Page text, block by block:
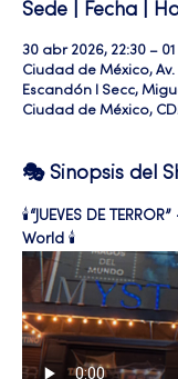
Sede | Fecha |
30 abr 2026, 22:30 – 01
Ciudad de México, Av.
Escandón I Secc,
Ciudad de México,
🎭 Sinopsis del
🕯️“JUEVES DE
World 🕯️